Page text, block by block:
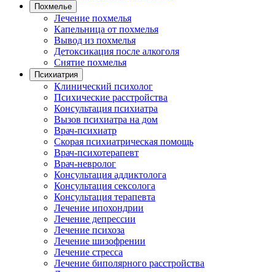
Похмелье
Лечение похмелья
Капельница от похмелья
Вывод из похмелья
Детоксикация после алкоголя
Снятие похмелья
Психиатрия
Клинический психолог
Психические расстройства
Консультация психиатра
Вызов психиатра на дом
Врач-психиатр
Скорая психиатрическая помощь
Врач-психотерапевт
Врач-невролог
Консультация аддиктолога
Консультация сексолога
Консультация терапевта
Лечение ипохондрии
Лечение депрессии
Лечение психоза
Лечение шизофрении
Лечение стресса
Лечение биполярного расстройства